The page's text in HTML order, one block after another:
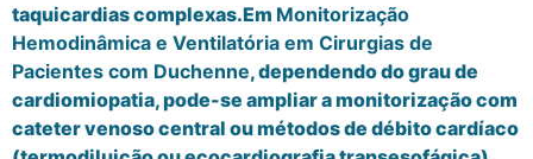
taquicardias complexas.Em Monitorização
Hemodinâmica e Ventilatória em Cirurgias de
Pacientes com Duchenne, dependendo do grau de
cardiomiopatia, pode-se ampliar a monitorização com
cateter venoso central ou métodos de débito cardíaco